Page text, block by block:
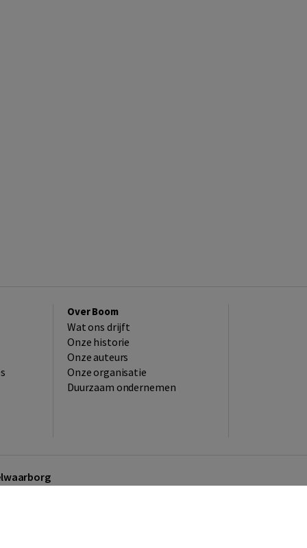
Over Boom
Wat ons drijft
Onze historie
Onze auteurs
Onze organisatie
Duurzaam ondernemen